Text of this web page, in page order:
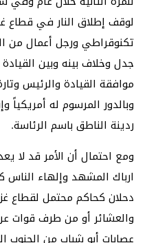
لوقف إطلاق النار في قطاع
تكنوقراطي ورجل أعمال من
جدل وخلاف بينه وبين
موافقة القيادة والرئيس
وبالدور المرسوم له أمريكياً
ردينة الناطق باسم الرئاسة.
ومع احتمال أن الأمر قد لا
ارباك المشهد وإلهاء
دحلان كحاكم محتمل لقطاع
والعشائر أو من طرف قوات
عصابات أبو شباب من